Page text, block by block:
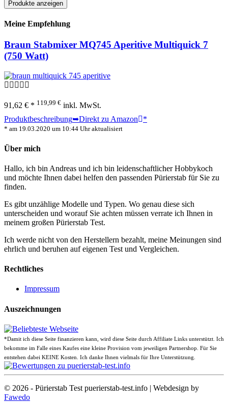
Meine Empfehlung
Braun Stabmixer MQ745 Aperitive Multiquick 7
(750 Watt)
91,62 € * 119,99 € inkl. MwSt.
Produktbeschreibung➥Direkt zu Amazon *
* am 19.03.2020 um 10:44 Uhr aktualisiert
Über mich
Hallo, ich bin Andreas und ich bin leidenschaftlicher Hobbykoch
und möchte Ihnen dabei helfen den passenden Pürierstab für Sie zu
finden.
Es gibt unzählige Modelle und Typen. Wo genau diese sich
unterscheiden und worauf Sie achten müssen verrate ich Ihnen in
meinem großen Pürierstab Test.
Ich werde nicht von den Herstellern bezahlt, meine Meinungen sind
ehrlich und beruhen auf eigenen Test und Vergleichen.
Rechtliches
Impressum
Auszeichnungen
*Damit ich diese Seite finanzieren kann, wird diese Seite durch Affiliate Links unterstützt. Ich
bekomme im Falle eines Kaufes eine kleine Provision vom jeweiligen Partnershop. Für Sie
entstehen dabei KEINE Kosten. Ich danke Ihnen vielmals für Ihre Unterstützung.
© 2026 - Pürierstab Test puerierstab-test.info | Webdesign by
Fawedo